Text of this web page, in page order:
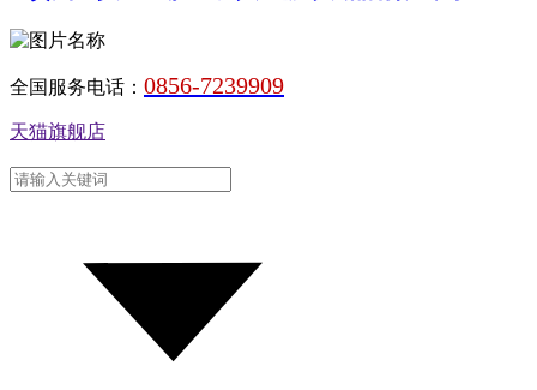
全国服务电话： 0856-7239909
天猫旗舰店